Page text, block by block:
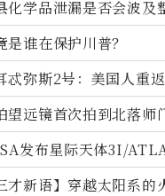
化学品泄漏是否会波及
是谁在保护川普？
忒弥斯2号：美国人重
望远镜首次拍到北落师
发布星际天体3I/
才新语】穿越太阳系的